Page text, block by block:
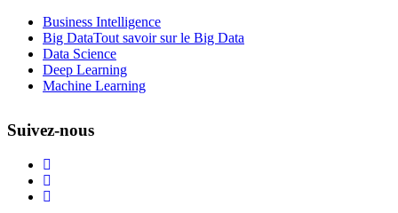
Business Intelligence
Big DataTout savoir sur le Big Data
Data Science
Deep Learning
Machine Learning
Suivez-nous